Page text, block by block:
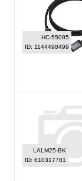
HC-55095
ID: 1144498499
LALM25-BK
ID: 610317781